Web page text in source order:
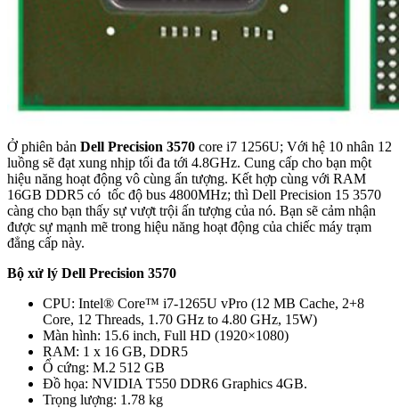
Ở phiên bản Dell Precision 3570 core i7 1256U; Với hệ 10 nhân 12
luồng sẽ đạt xung nhịp tối đa tới 4.8GHz. Cung cấp cho bạn một
hiệu năng hoạt động vô cùng ấn tượng. Kết hợp cùng với RAM
16GB DDR5 có tốc độ bus 4800MHz; thì Dell Precision 15 3570
càng cho bạn thấy sự vượt trội ấn tượng của nó. Bạn sẽ cảm nhận
được sự mạnh mẽ trong hiệu năng hoạt động của chiếc máy trạm
đẳng cấp này.
Bộ xử lý Dell Precision 3570
CPU: Intel® Core™ i7-1265U vPro (12 MB Cache, 2+8
Core, 12 Threads, 1.70 GHz to 4.80 GHz, 15W)
Màn hình: 15.6 inch, Full HD (1920×1080)
RAM: 1 x 16 GB, DDR5
Ổ cứng: M.2 512 GB
Đồ họa: NVIDIA T550 DDR6 Graphics 4GB.
Trọng lượng: 1.78 kg